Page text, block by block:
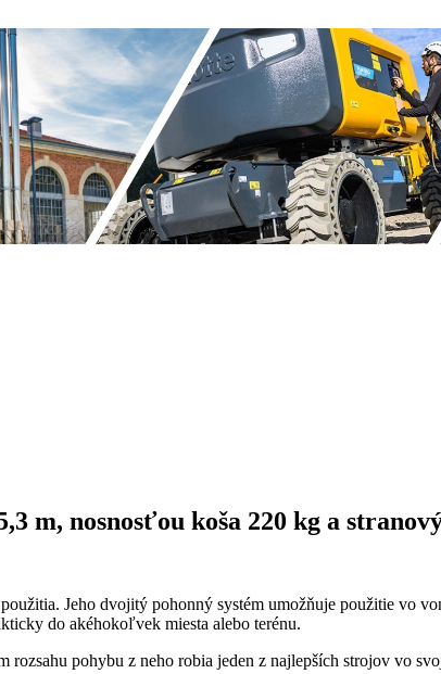
m, nosnosťou koša 220 kg a
Jeho dvojitý pohonný systém umožňuje použitie vo
do akéhokoľvek miesta alebo terénu.
pohybu z neho robia jeden z najlepších strojov vo